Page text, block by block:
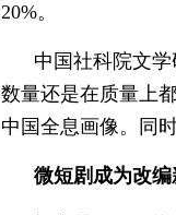
20%。
中国社科院文
数量还是在质量上
中国全息画像。同
微短剧成为改编